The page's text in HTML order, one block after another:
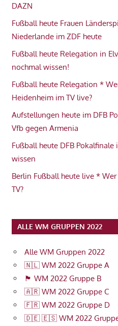
DAZN
Fußball heute Frauen
Niederlande im ZDF heute
Fußball heute Relegation in
nochmal wissen!
Fußball heute Relegation *
Heidenheim im TV live?
Aufstellungen heute im DFB
Vfb gegen Armenia
Fußball heute DFB
wissen
Berlin Fußball heute live *
TV?
ALLE WM GRUPPEN 2022
Alle WM Gruppen 2022
🇳🇱 WM 2022 Gruppe A
🏴󠁧󠁢󠁥󠁮󠁧󠁿 WM 2022 Gruppe B
🇦🇷 WM 2022 Gruppe C
🇫🇷 WM 2022 Gruppe D
🇩🇪 🇪🇸 WM 2022